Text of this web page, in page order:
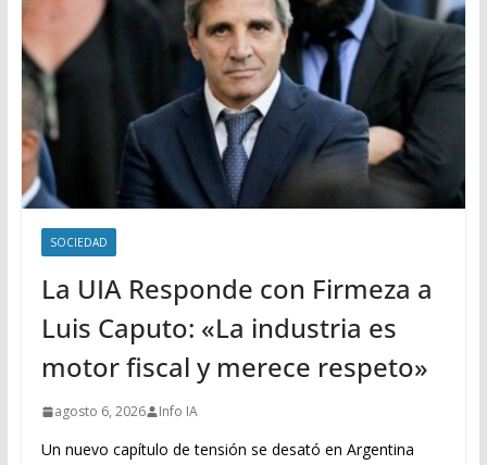
SOCIEDAD
La UIA Responde con Firmeza a
Luis Caputo: «La industria es
motor fiscal y merece respeto»
agosto 6, 2026 Info IA
Un nuevo capítulo de tensión se desató en Argentina